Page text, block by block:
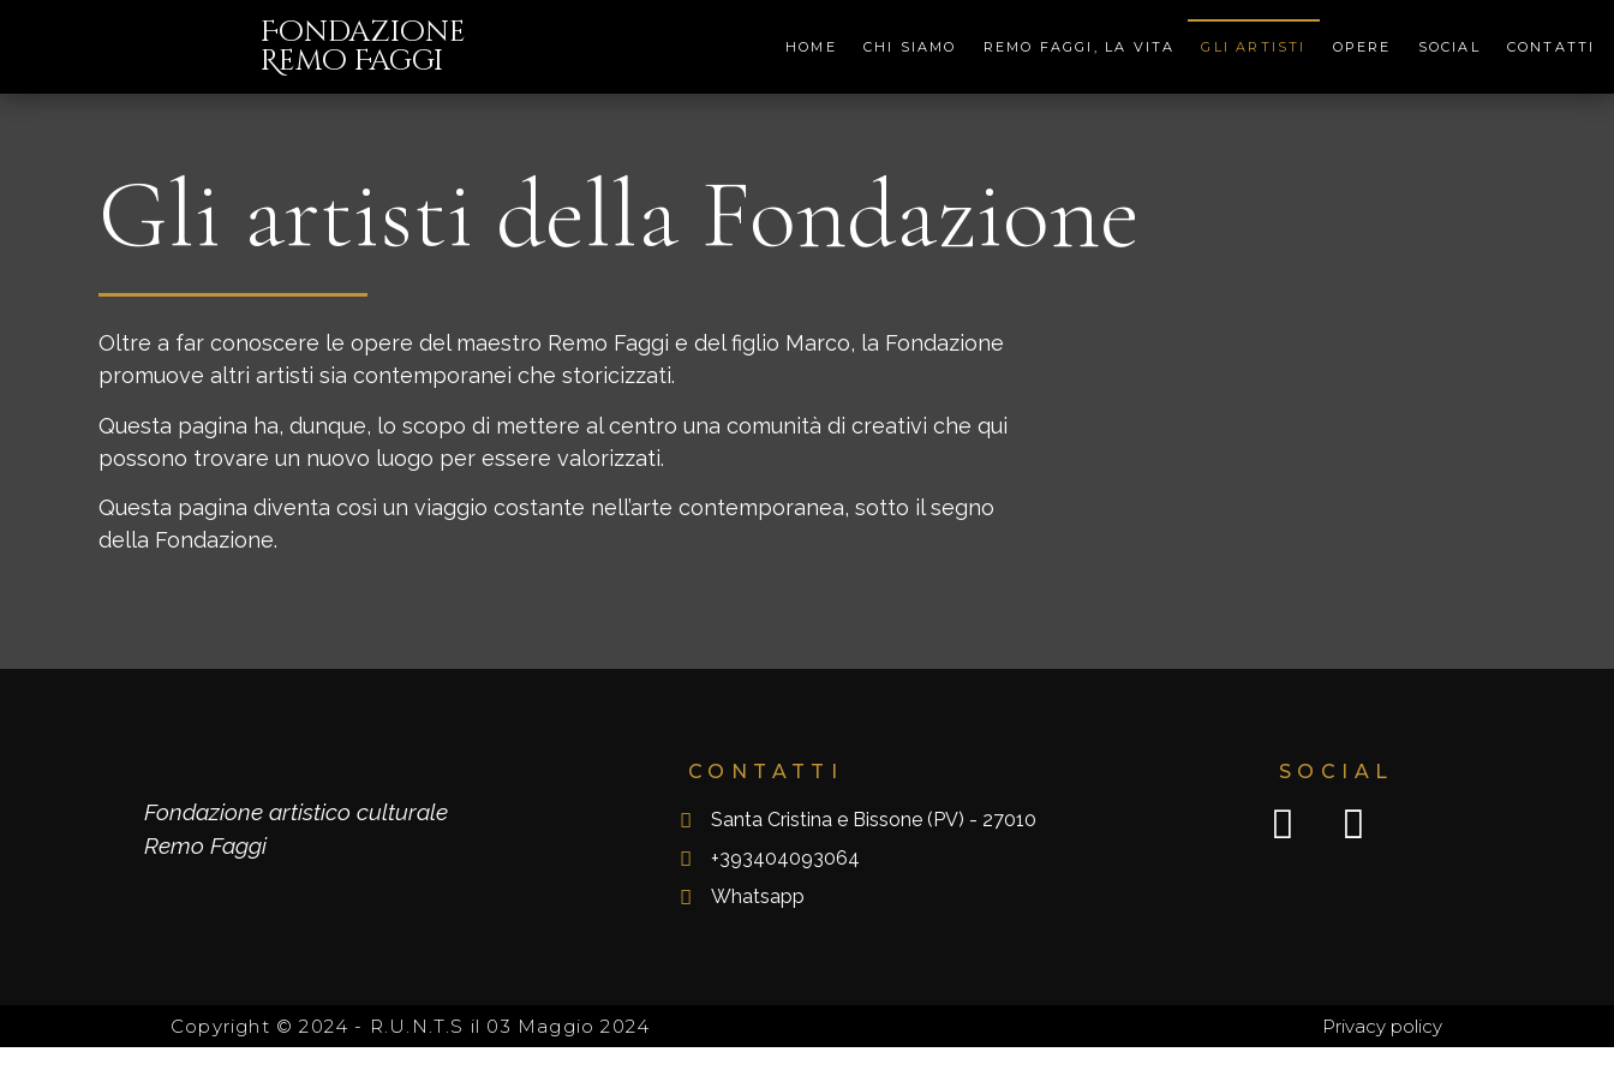
Fondazione
Remo Faggi HOME CHI SIAMO REMO FAGGI, LA VITA GLI ARTISTI OPERE SOCIAL CONTATTI
Gli artisti della Fondazione
Oltre a far conoscere le opere del maestro Remo Faggi e del figlio Marco, la Fondazione
promuove altri artisti sia contemporanei che storicizzati.
Questa pagina ha, dunque, lo scopo di mettere al centro una comunità di creativi che qui
possono trovare un nuovo luogo per essere valorizzati.
Questa pagina diventa così un viaggio costante nell’arte contemporanea, sotto il segno
della Fondazione.
Fondazione artistico culturale
Remo Faggi
CONTATTI
Santa Cristina e Bissone (PV) - 27010
+393404093064
Whatsapp
SOCIAL
Copyright © 2024 - R.U.N.T.S il 03 Maggio 2024 Privacy policy